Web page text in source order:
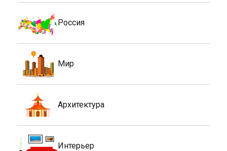
Россия
Мир
Архитектура
Интерьер